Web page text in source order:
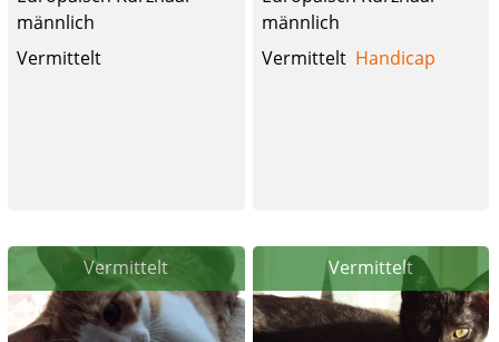
männlich
Vermittelt
männlich
Vermittelt Handicap
Vermittelt Vermittelt